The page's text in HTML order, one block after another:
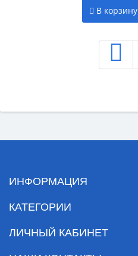
В корзину
ИНФОРМАЦИЯ
КАТЕГОРИИ
ЛИЧНЫЙ КАБИНЕТ